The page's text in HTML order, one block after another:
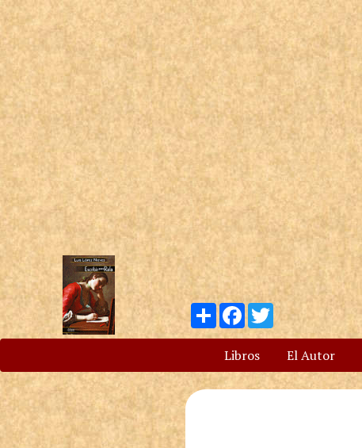
Compartir
Facebook
Twitter
Libros El Autor